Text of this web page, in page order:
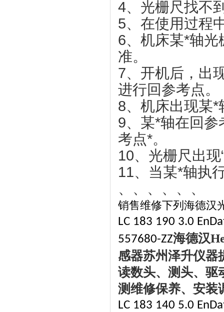
4、光栅尺找不
5、在使用过程
6、机床某*轴
准。
7、开机后，出
进行回参考点。
8、机床出现某
9、某*轴在回
考点*。
10、光栅尺出
11、当某*轴执
、、、、、、
销售维修下列海德汉
LC 183 190 3.0
557680-ZZ海德汉
感器苏州泽升仪器
读数头、测头、驱
测维修保养、安装
LC 183 140 5.0